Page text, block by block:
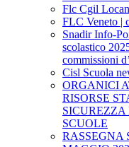
Flc Cgil
FLC Veneto |
Snadir Info-
scolastico
commissioni
Cisl Scuola
ORGANICI
RISORSE
SCUOLE
RASSEGNA